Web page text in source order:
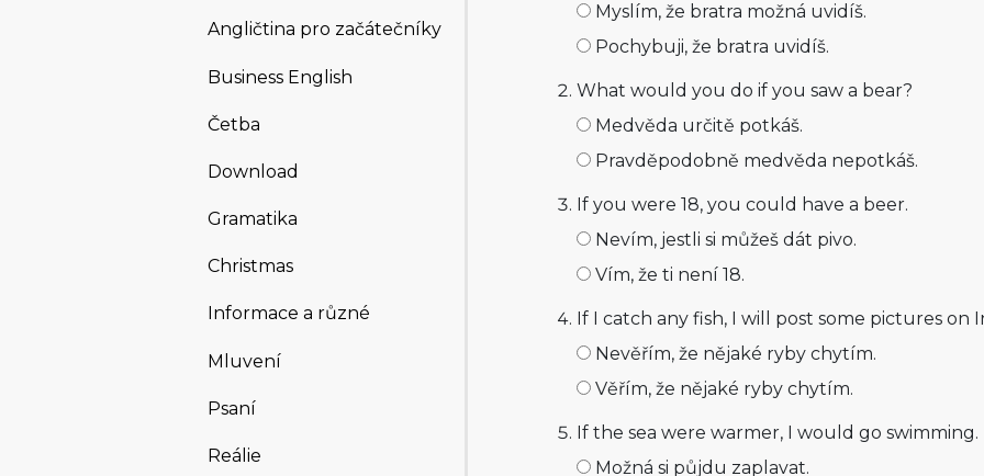
Angličtina pro začátečníky
Business English
Četba
Download
Gramatika
Christmas
Informace a různé
Mluvení
Psaní
Reálie
Myslím, že bratra možná uvidíš.
Pochybuji, že bratra uvidíš.
What would you do if you saw a bear?
Medvěda určitě potkáš.
Pravděpodobně medvěda nepotkáš.
If you were 18, you could have a beer.
Nevím, jestli si můžeš dát pivo.
Vím, že ti není 18.
If I catch any fish, I will post some pictures on
Nevěřím, že nějaké ryby chytím.
Věřím, že nějaké ryby chytím.
If the sea were warmer, I would go swimming.
Možná si půjdu zaplavat.